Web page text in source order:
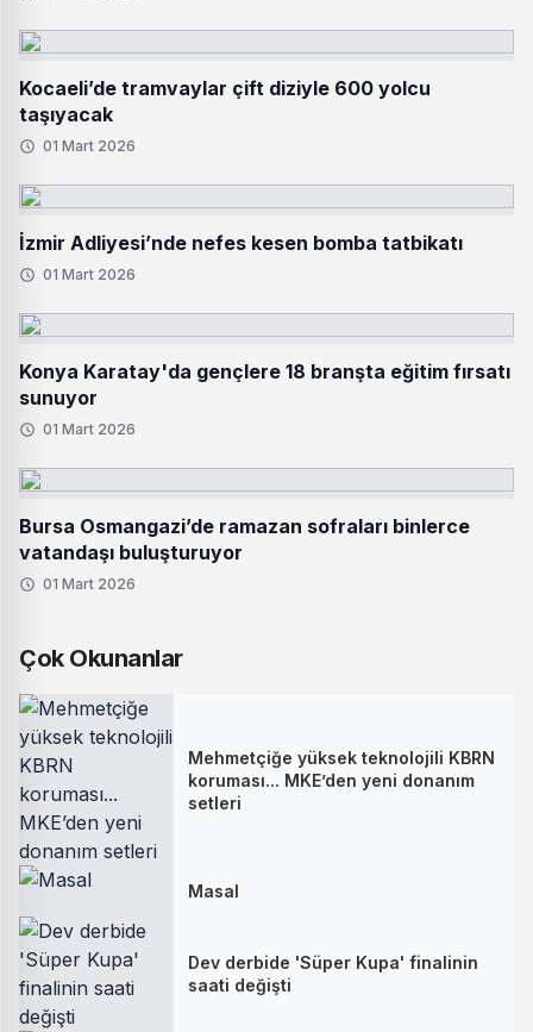
Kocaeli’de tramvaylar çift diziyle 600 yolcu
taşıyacak
01 Mart 2026
İzmir Adliyesi’nde nefes kesen bomba tatbikatı
01 Mart 2026
Konya Karatay'da gençlere 18 branşta eğitim fırsatı
sunuyor
01 Mart 2026
Bursa Osmangazi’de ramazan sofraları binlerce
vatandaşı buluşturuyor
01 Mart 2026
Çok Okunanlar
Mehmetçiğe yüksek teknolojili KBRN
koruması... MKE’den yeni donanım
setleri
Masal
Dev derbide 'Süper Kupa' finalinin
saati değişti